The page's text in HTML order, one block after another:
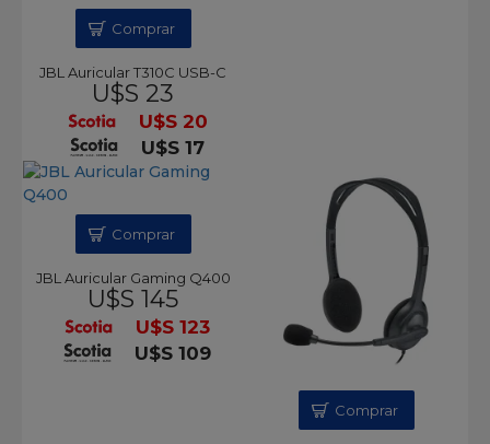
JBL Auricular T310C USB-C
U$S 23
U$S 20
U$S 17
Comprar
JBL Auricular Gaming Q400
U$S 145
U$S 123
U$S 109
Comprar
Comprar